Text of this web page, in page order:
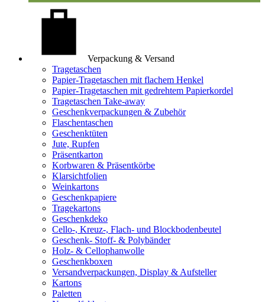
Verpackung & Versand
Tragetaschen
Papier-Tragetaschen mit flachem Henkel
Papier-Tragetaschen mit gedrehtem Papierkordel
Tragetaschen Take-away
Geschenkverpackungen & Zubehör
Flaschentaschen
Geschenktüten
Jute, Rupfen
Präsentkarton
Korbwaren & Präsentkörbe
Klarsichtfolien
Weinkartons
Geschenkpapiere
Tragekartons
Geschenkdeko
Cello-, Kreuz-, Flach- und Blockbodenbeutel
Geschenk- Stoff- & Polybänder
Holz- & Cellophanwolle
Geschenkboxen
Versandverpackungen, Display & Aufsteller
Kartons
Paletten